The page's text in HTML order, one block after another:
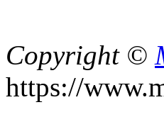
Copyright ©
https://